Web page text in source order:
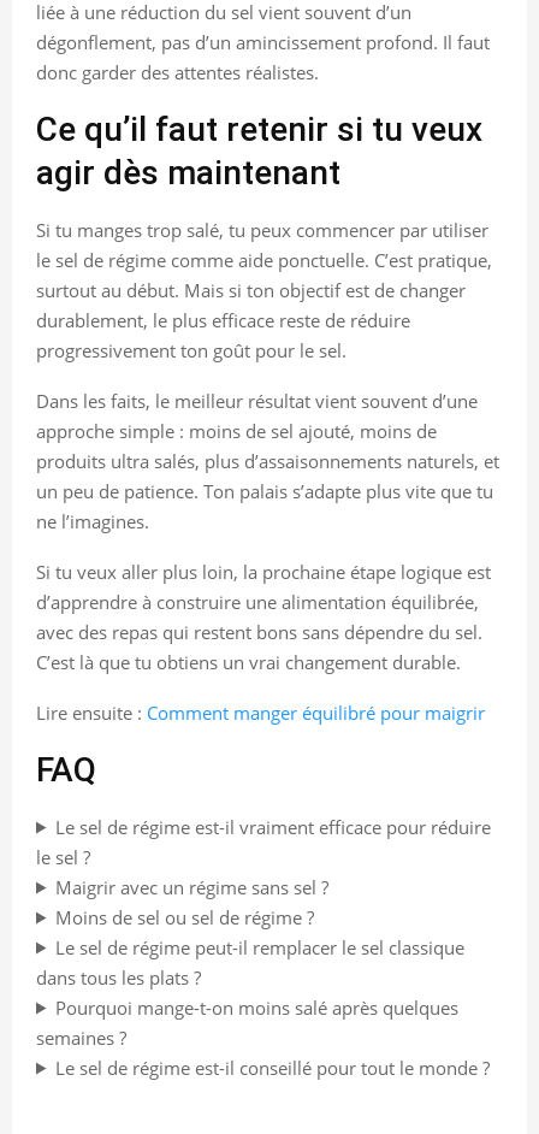
liée à une réduction du sel vient souvent d’un
dégonflement, pas d’un amincissement profond. Il faut
donc garder des attentes réalistes.
Ce qu’il faut retenir si tu veux
agir dès maintenant
Si tu manges trop salé, tu peux commencer par utiliser
le sel de régime comme aide ponctuelle. C’est pratique,
surtout au début. Mais si ton objectif est de changer
durablement, le plus efficace reste de réduire
progressivement ton goût pour le sel.
Dans les faits, le meilleur résultat vient souvent d’une
approche simple : moins de sel ajouté, moins de
produits ultra salés, plus d’assaisonnements naturels, et
un peu de patience. Ton palais s’adapte plus vite que tu
ne l’imagines.
Si tu veux aller plus loin, la prochaine étape logique est
d’apprendre à construire une alimentation équilibrée,
avec des repas qui restent bons sans dépendre du sel.
C’est là que tu obtiens un vrai changement durable.
Lire ensuite : Comment manger équilibré pour maigrir
FAQ
Le sel de régime est-il vraiment efficace pour réduire
le sel ?
Maigrir avec un régime sans sel ?
Moins de sel ou sel de régime ?
Le sel de régime peut-il remplacer le sel classique
dans tous les plats ?
Pourquoi mange-t-on moins salé après quelques
semaines ?
Le sel de régime est-il conseillé pour tout le monde ?